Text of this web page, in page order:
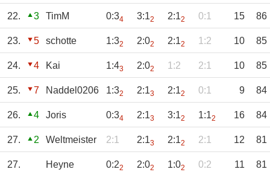
22. 3 TimM 0:34 3:12 2:12 0:1 15 86
23. 5 schotte 1:32 2:02 2:12 1:2 10 85
24. 4 Kai 1:43 2:02 1:2 2:1 10 85
25. 7 Naddel0206 1:32 2:13 2:12 0:1 9 84
26. 4 Joris 0:34 2:13 3:12 1:12 16 84
27. 2 Weltmeister 2:1 2:13 2:12 2:1 12 81
27. Heyne 0:22 2:02 1:02 0:2 11 81